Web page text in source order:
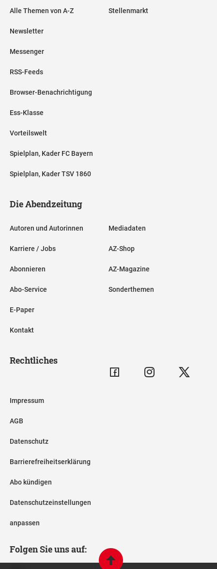
Alle Themen von A-Z
Newsletter
Messenger
RSS-Feeds
Browser-Benachrichtigung
Ess-Klasse
Vorteilswelt
Spielplan, Kader FC Bayern
Spielplan, Kader TSV 1860
Stellenmarkt
Die Abendzeitung
Autoren und Autorinnen
Karriere / Jobs
Abonnieren
Abo-Service
E-Paper
Kontakt
Mediadaten
AZ-Shop
AZ-Magazine
Sonderthemen
Rechtliches
Impressum
AGB
Datenschutz
Barrierefreiheitserklärung
Abo kündigen
Datenschutzeinstellungen
anpassen
Folgen Sie uns auf: